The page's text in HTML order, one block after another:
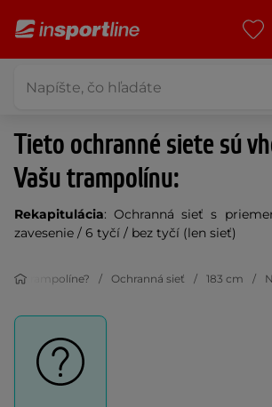
Tieto ochranné siete sú
Vašu trampolínu:
Rekapitulácia: Ochranná sieť s
zavesenie / 6 tyčí / bez tyčí (len sieť)
k trampolíne? Ochranná sieť 183 cm